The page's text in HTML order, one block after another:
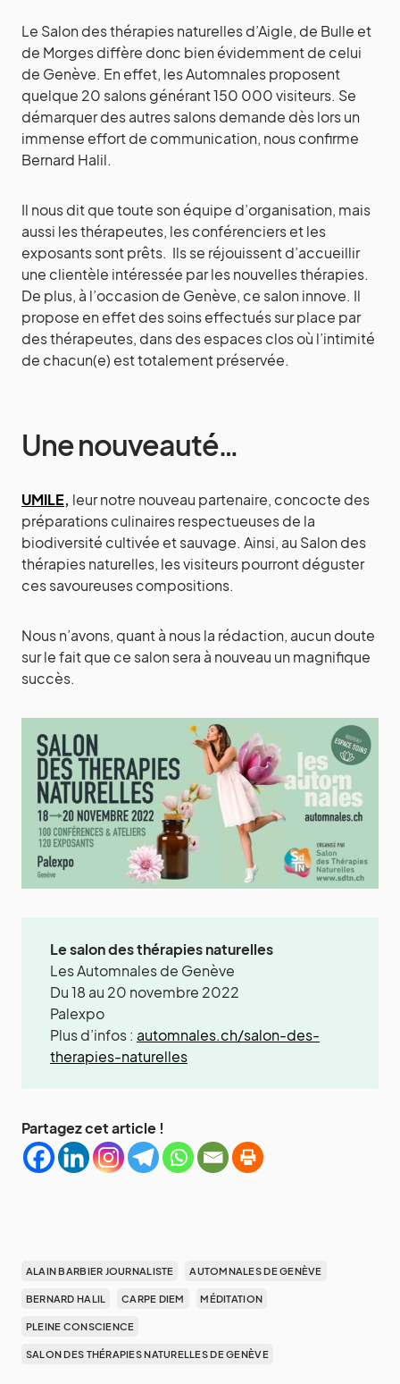
Le Salon des thérapies naturelles d’Aigle, de Bulle et
de Morges diffère donc bien évidemment de celui
de Genève. En effet, les Automnales proposent
quelque 20 salons générant 150 000 visiteurs. Se
démarquer des autres salons demande dès lors un
immense effort de communication, nous confirme
Bernard Halil.
Il nous dit que toute son équipe d’organisation, mais
aussi les thérapeutes, les conférenciers et les
exposants sont prêts. Ils se réjouissent d’accueillir
une clientèle intéressée par les nouvelles thérapies.
De plus, à l’occasion de Genève, ce salon innove. Il
propose en effet des soins effectués sur place par
des thérapeutes, dans des espaces clos où l’intimité
de chacun(e) est totalement préservée.
Une nouveauté…
UMILE, leur notre nouveau partenaire, concocte des
préparations culinaires respectueuses de la
biodiversité cultivée et sauvage. Ainsi, au Salon des
thérapies naturelles, les visiteurs pourront déguster
ces savoureuses compositions.
Nous n’avons, quant à nous la rédaction, aucun doute
sur le fait que ce salon sera à nouveau un magnifique
succès.
Le salon des thérapies naturelles
Les Automnales de Genève
Du 18 au 20 novembre 2022
Palexpo
Plus d’infos : automnales.ch/salon-des-
therapies-naturelles
Partagez cet article !
ALAIN BARBIER JOURNALISTE AUTOMNALES DE GENÈVE
BERNARD HALIL CARPE DIEM MÉDITATION
PLEINE CONSCIENCE
SALON DES THÉRAPIES NATURELLES DE GENÈVE